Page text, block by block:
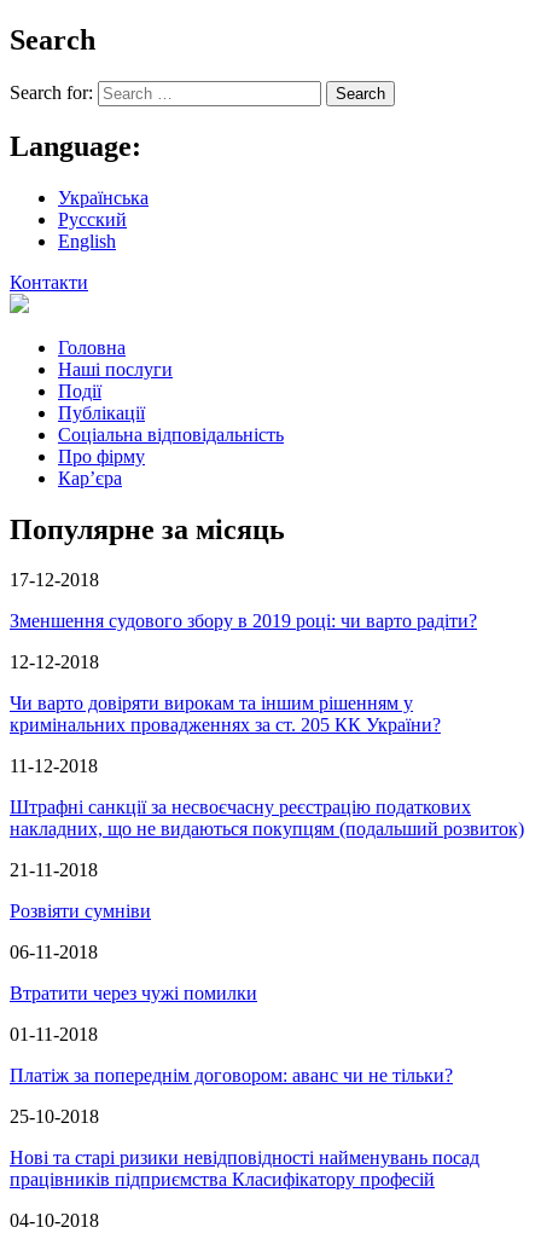
Search
Search for:
Language:
Українська
Русский
English
Контакти
Головна
Наші послуги
Події
Публікації
Соціальна відповідальність
Про фiрму
Кар’єра
Популярне за місяць
17-12-2018
Зменшення судового збору в 2019 році: чи варто радіти?
12-12-2018
Чи варто довіряти вирокам та іншим рішенням у
кримінальних провадженнях за ст. 205 КК України?
11-12-2018
Штрафні санкції за несвоєчасну реєстрацію податкових
накладних, що не видаються покупцям (подальший розвиток)
21-11-2018
Розвіяти сумніви
06-11-2018
Втратити через чужі помилки
01-11-2018
Платіж за попереднім договором: аванс чи не тільки?
25-10-2018
Нові та старі ризики невідповідності найменувань посад
працівників підприємства Класифікатору професій
04-10-2018